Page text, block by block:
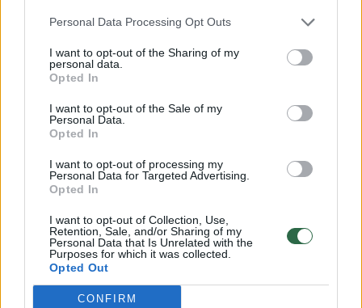
Personal Data Processing Opt Outs
I want to opt-out of the Sharing of my
personal data.
Opted In
I want to opt-out of the Sale of my
Personal Data.
Opted In
I want to opt-out of processing my
Personal Data for Targeted Advertising.
Opted In
I want to opt-out of Collection, Use,
Retention, Sale, and/or Sharing of my
Personal Data that Is Unrelated with the
Purposes for which it was collected.
Opted Out
CONFIRM
kuriuos gydžiau visus šiuos metus. Aš
žurnalisto teigė jis.
EXCLUSIVE@BILD: We spoke to local dentist Sergey in
the village about this horror-photo: „The teeth look like
the ones from my cabinet, my house was looted by
russians. They come from people that I treated all these
years. I took these teeth out.“ Story:
https://t.co/nnIjHzvilNpic.twitter.com/c9S7X4XTnJ
— Paul Ronzheimer (@ronzheimer)October 5, 2022
„Bild“ straipsnyje cituojamas odontologas